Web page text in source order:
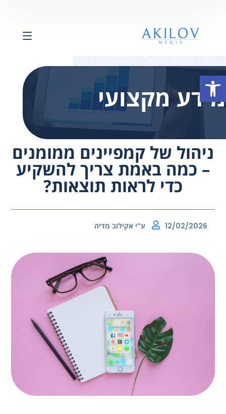
פתח סרגל נגישות
מידע מקצועי
ניהול של קמפיינים ממומנים
– כמה באמת צריך להשקיע
כדי לראות תוצאות?
12/02/2026 ע"י אקילוב מדיה